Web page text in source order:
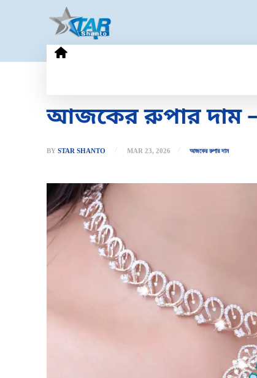
আজকের রুপার দাম –
BY STAR SHANTO MAR 23, 2026 আজকের রুপার দাম